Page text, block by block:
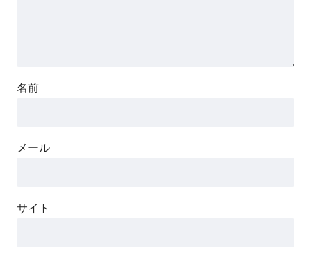
名前
メール
サイト